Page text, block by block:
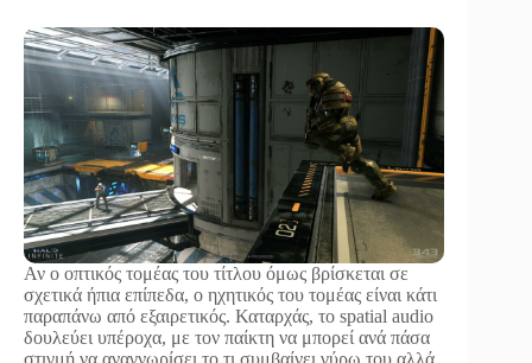
Αν ο οπτικός τομέας του τίτλου όμως βρίσκεται σε
σχετικά ήπια επίπεδα, ο ηχητικός του τομέας είναι κάτι
παραπάνω από εξαιρετικός. Καταρχάς, το spatial audio
δουλεύει υπέροχα, με τον παίκτη να μπορεί ανά πάσα